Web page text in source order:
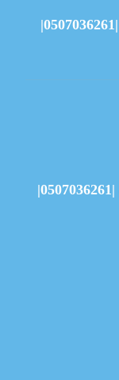
شركة تعقيم منازل في ام القيوين |0507036261|
شركة مكافحة الثعابين في الفجيرة |0507036261|